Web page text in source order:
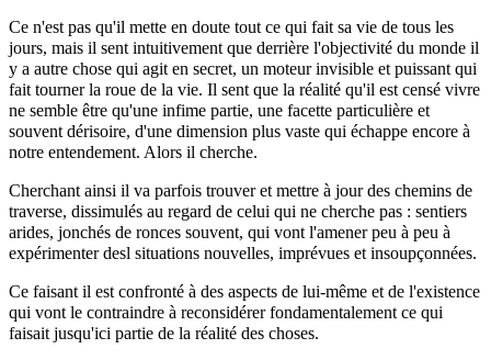
Ce n'est pas qu'il mette en doute tout ce qui fait sa vie de tous les
jours, mais il sent intuitivement que derrière l'objectivité du monde il
y a autre chose qui agit en secret, un moteur invisible et puissant qui
fait tourner la roue de la vie. Il sent que la réalité qu'il est censé vivre
ne semble être qu'une infime partie, une facette particulière et
souvent dérisoire, d'une dimension plus vaste qui échappe encore à
notre entendement. Alors il cherche.
Cherchant ainsi il va parfois trouver et mettre à jour des chemins de
traverse, dissimulés au regard de celui qui ne cherche pas : sentiers
arides, jonchés de ronces souvent, qui vont l'amener peu à peu à
expérimenter desl situations nouvelles, imprévues et insoupçonnées.
Ce faisant il est confronté à des aspects de lui-même et de l'existence
qui vont le contraindre à reconsidérer fondamentalement ce qui
faisait jusqu'ici partie de la réalité des choses.